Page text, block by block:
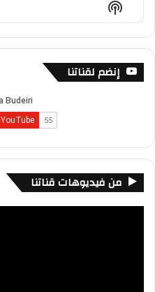
Show
Podcast
Information
إنضم لقناتنا
من فيديوهات قناتنا